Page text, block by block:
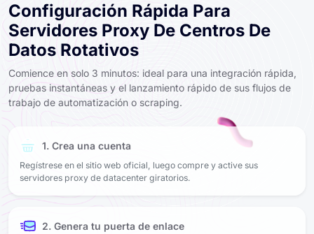
Configuración Rápida Para
Servidores Proxy De Centros De
Datos Rotativos
Comience en solo 3 minutos: ideal para una integración rápida,
pruebas instantáneas y el lanzamiento rápido de sus flujos de
trabajo de automatización o scraping.
1. Crea una cuenta
Regístrese en el sitio web oficial, luego compre y active sus
servidores proxy de datacenter giratorios.
2. Genera tu puerta de enlace